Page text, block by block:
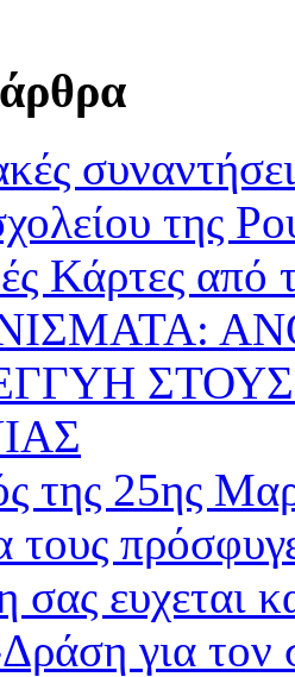
της
Κάρτες από
της 25ης
τους
σας ευχεται
για τον